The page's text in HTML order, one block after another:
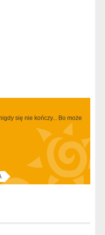
się nie kończy... Bo może